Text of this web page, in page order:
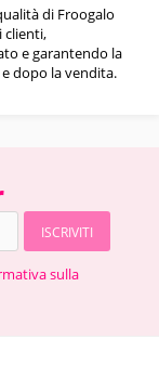
di Froogalo
clienti,
e garantendo la
dopo la vendita.
ISCRIVITI
sulla